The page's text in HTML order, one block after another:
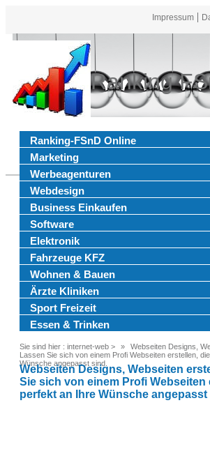
Impressum
Ranking
Ranking-FSnD Online
Marketing
Werbeagenturen
Webdesign
Business Einkaufen
Software
Elektronik
Fahrzeuge KFZ
Wohnen & Bauen
Ärzte Kliniken
Sport Freizeit
Essen & Trinken
Sie sind hier : internet-web >
Webseiten Designs,
Lassen Sie sich von einem Profi Webseiten erstellen,
Wünsche angepasst sind.
Webseiten Designs, Webseiten
Sie sich von einem Profi Webseiten
perfekt an Ihre Wünsche angepasst